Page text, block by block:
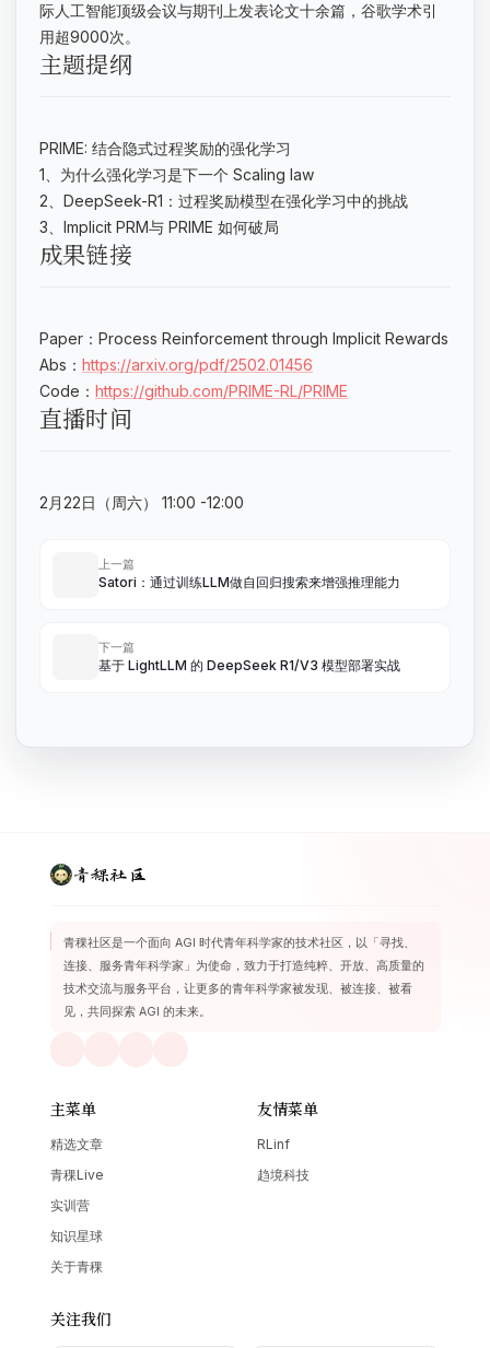
际人工智能顶级会议与期刊上发表论文十余篇，谷歌学术引
用超9000次。
主题提纲
PRIME: 结合隐式过程奖励的强化学习
1、为什么强化学习是下一个 Scaling law
2、DeepSeek-R1：过程奖励模型在强化学习中的挑战
3、Implicit PRM与 PRIME 如何破局
成果链接
Paper：Process Reinforcement through Implicit Rewards
Abs： https://arxiv.org/pdf/2502.01456
Code： https://github.com/PRIME-RL/PRIME
直播时间
2月22日（周六） 11:00 -12:00
上一篇
Satori：通过训练LLM做自回归搜索来增强推理能力
下一篇
基于 LightLLM 的 DeepSeek R1/V3 模型部署实战
青稞社区
青稞社区是一个面向 AGI 时代青年科学家的技术社区，以「寻找、
连接、服务青年科学家」为使命，致力于打造纯粹、开放、高质量的
技术交流与服务平台，让更多的青年科学家被发现、被连接、被看
见，共同探索 AGI 的未来。
主菜单
精选文章
青稞Live
实训营
知识星球
关于青稞
友情菜单
RLinf
趋境科技
关注我们